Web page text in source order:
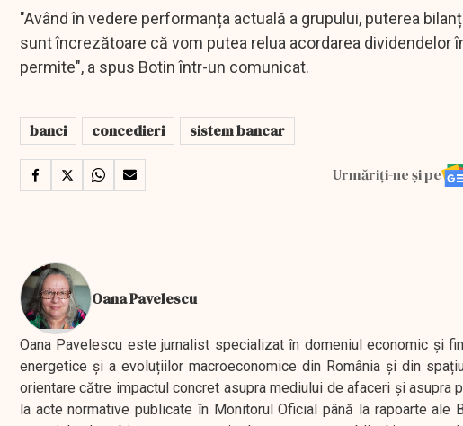
"Având în vedere performanța actuală a grupului, puterea
sunt încrezătoare că vom putea relua acordarea
permite", a spus Botin într-un comunicat.
banci concedieri sistem bancar
Urmăriți-ne și pe
Oana Pavelescu
Oana Pavelescu este jurnalist specializat în domeniul economic și
energetice și a evoluțiilor macroeconomice din România și din
orientare către impactul concret asupra mediului de afaceri și
la acte normative publicate în Monitorul Oficial până la rapoarte